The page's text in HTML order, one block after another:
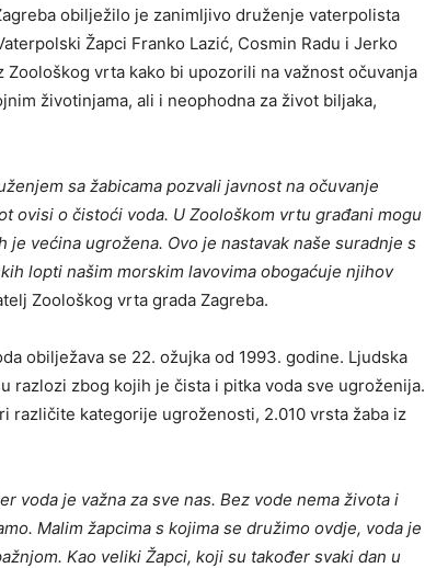
obilježilo je zanimljivo druženje vaterpolista
Žapci Franko Lazić, Cosmin Radu i Jerko
vrta kako bi upozorili na važnost očuvanja
životinjama, ali i neophodna za život biljaka,
sa žabicama pozvali javnost na očuvanje
ovisi o čistoći voda. U Zoološkom vrtu građani mogu
većina ugrožena. Ovo je nastavak naše suradnje s
lopti našim morskim lavovima obogaćuje njihov
Zoološkog vrta grada Zagreba.
obilježava se 22. ožujka od 1993. godine. Ljudska
razlozi zbog kojih je čista i pitka voda sve ugroženija.
različite kategorije ugroženosti, 2.010 vrsta žaba iz
voda je važna za sve nas. Bez vode nema života i
Malim žapcima s kojima se družimo ovdje, voda je
Kao veliki Žapci, koji su također svaki dan u